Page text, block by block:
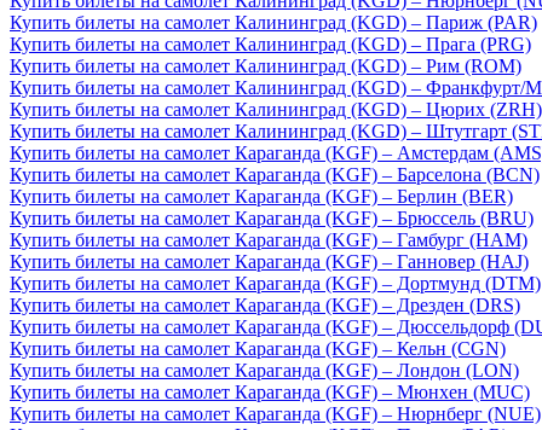
Купить билеты на самолет Калининград (KGD) – Париж (PAR)
Купить билеты на самолет Калининград (KGD) – Прага (PRG)
Купить билеты на самолет Калининград (KGD) – Рим (ROM)
Купить билеты на самолет Калининград (KGD) – Франкфурт/
Купить билеты на самолет Калининград (KGD) – Цюрих (ZRH)
Купить билеты на самолет Калининград (KGD) – Штутгарт
Купить билеты на самолет Караганда (KGF) – Амстердам
Купить билеты на самолет Караганда (KGF) – Барселона (BCN)
Купить билеты на самолет Караганда (KGF) – Берлин (BER)
Купить билеты на самолет Караганда (KGF) – Брюссель (BRU)
Купить билеты на самолет Караганда (KGF) – Гамбург (HAM)
Купить билеты на самолет Караганда (KGF) – Ганновер (HAJ)
Купить билеты на самолет Караганда (KGF) – Дортмунд (DTM)
Купить билеты на самолет Караганда (KGF) – Дрезден (DRS)
Купить билеты на самолет Караганда (KGF) – Дюссельдорф
Купить билеты на самолет Караганда (KGF) – Кельн (CGN)
Купить билеты на самолет Караганда (KGF) – Лондон (LON)
Купить билеты на самолет Караганда (KGF) – Мюнхен (MUC)
Купить билеты на самолет Караганда (KGF) – Нюрнберг (NUE)